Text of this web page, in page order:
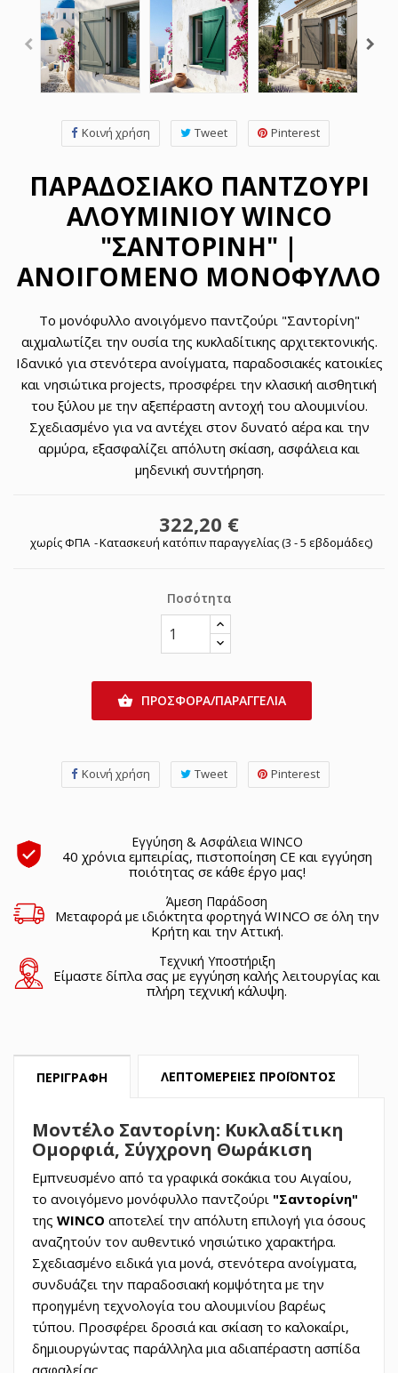
Κοινή χρήση Tweet Pinterest
ΠΑΡΑΔΟΣΙΑΚΌ ΠΑΝΤΖΟΎΡΙ
ΑΛΟΥΜΙΝΊΟΥ WINCO
"ΣΑΝΤΟΡΊΝΗ" |
ΑΝΟΙΓΌΜΕΝΟ ΜΟΝΌΦΥΛΛΟ
Το μονόφυλλο ανοιγόμενο παντζούρι "Σαντορίνη"
αιχμαλωτίζει την ουσία της κυκλαδίτικης αρχιτεκτονικής.
Ιδανικό για στενότερα ανοίγματα, παραδοσιακές κατοικίες
και νησιώτικα projects, προσφέρει την κλασική αισθητική
του ξύλου με την αξεπέραστη αντοχή του αλουμινίου.
Σχεδιασμένο για να αντέχει στον δυνατό αέρα και την
αρμύρα, εξασφαλίζει απόλυτη σκίαση, ασφάλεια και
μηδενική συντήρηση.
322,20 €
χωρίς ΦΠΑ Κατασκευή κατόπιν παραγγελίας (3 - 5 εβδομάδες)
Ποσότητα
 ΠΡΟΣΦΟΡΑ/ΠΑΡΑΓΓΕΛΙΑ
Κοινή χρήση Tweet Pinterest
Εγγύηση & Ασφάλεια WINCO
40 χρόνια εμπειρίας, πιστοποίηση CE και εγγύηση
ποιότητας σε κάθε έργο μας!
Άμεση Παράδοση
Μεταφορά με ιδιόκτητα φορτηγά WINCO σε όλη την
Κρήτη και την Αττική.
Τεχνική Υποστήριξη
Είμαστε δίπλα σας με εγγύηση καλής λειτουργίας και
πλήρη τεχνική κάλυψη.
ΠΕΡΙΓΡΑΦΉ ΛΕΠΤΟΜΈΡΕΙΕΣ ΠΡΟΪΌΝΤΟΣ
Μοντέλο Σαντορίνη: Κυκλαδίτικη
Ομορφιά, Σύγχρονη Θωράκιση
Εμπνευσμένο από τα γραφικά σοκάκια του Αιγαίου,
το ανοιγόμενο μονόφυλλο παντζούρι "Σαντορίνη"
της WINCO αποτελεί την απόλυτη επιλογή για όσους
αναζητούν τον αυθεντικό νησιώτικο χαρακτήρα.
Σχεδιασμένο ειδικά για μονά, στενότερα ανοίγματα,
συνδυάζει την παραδοσιακή κομψότητα με την
προηγμένη τεχνολογία του αλουμινίου βαρέως
τύπου. Προσφέρει δροσιά και σκίαση το καλοκαίρι,
δημιουργώντας παράλληλα μια αδιαπέραστη ασπίδα